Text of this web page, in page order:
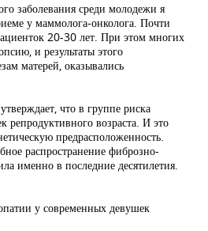
заболевания среди молодежи я
у маммолога-онколога. Почти
20-30 лет. При этом многих
и результаты этого
матерей, оказывались
что в группе риска
репродуктивного возраста. И это
предрасположенность.
распространение фиброзно-
именно в последние десятилетия.
у современных девушек